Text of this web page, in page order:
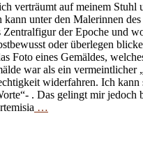
verträumt auf meinem Stuhl
kann unter den Malerinnen
der Epoche und
oder überlegen
Foto eines Gemäldes,
war als ein vermeintlicher
widerfahren. Ich
. Das gelingt mir
…